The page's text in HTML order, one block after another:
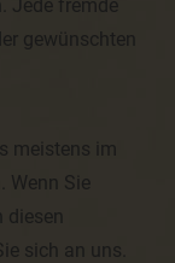
Jede fremde
gewünschten
meistens im
Wenn Sie
diesen
sich an uns.
Service-
IP-Adresse
die betroffene
könnte. Es
eine solche
ist oder der